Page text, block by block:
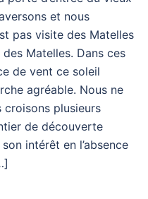
et nous
pas visite des Matelles
Matelles. Dans ces
de vent ce soleil
agréable. Nous ne
croisons plusieurs
de découverte
intérêt en l’absence